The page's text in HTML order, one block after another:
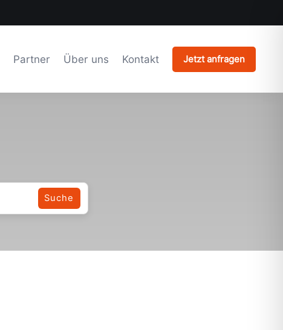
Partner Über uns Kontakt Jetzt anfragen